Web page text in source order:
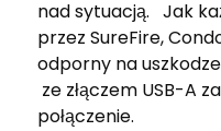
nad sytuacją. Jak
przez SureFire,
odporny na
ze złączem USB-A
połączenie.